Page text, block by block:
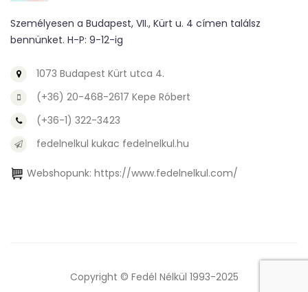
Személyesen a Budapest, VII., Kürt u. 4 címen találsz
bennünket. H-P: 9-12-ig
1073 Budapest Kürt utca 4.
(+36) 20-468-2617 Kepe Róbert
(+36-1) 322-3423
fedelnelkul kukac fedelnelkul.hu
Webshopunk: https://www.fedelnelkul.com/
Copyright © Fedél Nélkül 1993-2025